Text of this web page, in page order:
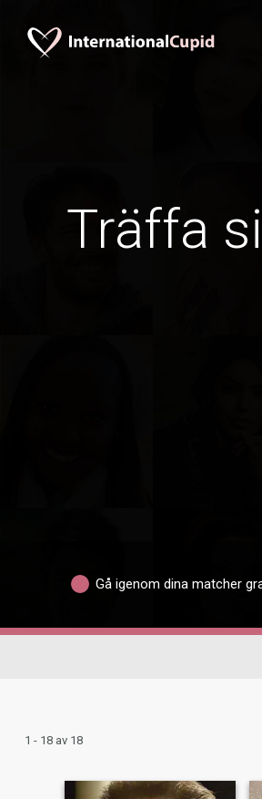
Träffa
Gå igenom dina matcher
1 - 18 av 18